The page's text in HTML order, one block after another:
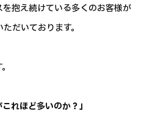
抱え続けている多くのお客様が
だいております。
れほど多いのか？」